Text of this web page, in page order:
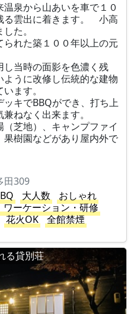
泉から山あいを車で１０
雲出に着きます。 小高
た。
れた築１００年以上の元
当時の面影を色濃く残
うに改修し伝統的な建物
ます。
キでBBQができ、打ち上
ねなく出来ます。
芝地）、キャンプファイ
樹園などがあり屋内外で
田309
大人数
おしゃれ
ワーケーション・研修
花火OK
全館禁煙
る貸別荘